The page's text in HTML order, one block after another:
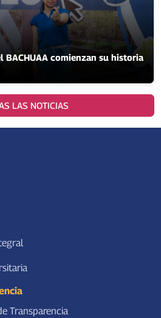
BACHUAA comienzan su historia
LAS NOTICIAS
Transparencia